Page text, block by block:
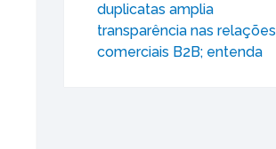
duplicatas amplia
transparência nas relações
comerciais B2B; entenda